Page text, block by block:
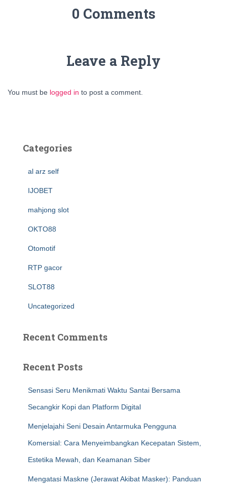
0 Comments
Leave a Reply
You must be logged in to post a comment.
Categories
al arz self
IJOBET
mahjong slot
OKTO88
Otomotif
RTP gacor
SLOT88
Uncategorized
Recent Comments
Recent Posts
Sensasi Seru Menikmati Waktu Santai Bersama
Secangkir Kopi dan Platform Digital
Menjelajahi Seni Desain Antarmuka Pengguna
Komersial: Cara Menyeimbangkan Kecepatan Sistem,
Estetika Mewah, dan Keamanan Siber
Mengatasi Maskne (Jerawat Akibat Masker): Panduan